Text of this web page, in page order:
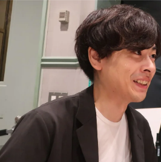
お知らせ
イベント・グッズ
YouTube
会社情報